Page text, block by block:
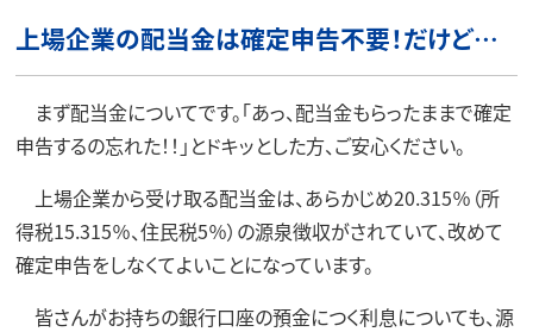
上場企業の配当金は確定申告不要！だけど…
まず配当金についてです。「あっ、配当金もらったままで確定
申告するの忘れた！！」とドキッとした方、ご安心ください。
上場企業から受け取る配当金は、あらかじめ20.315％（所
得税15.315％、住民税5％）の源泉徴収がされていて、改めて
確定申告をしなくてよいことになっています。
皆さんがお持ちの銀行口座の預金につく利息についても、源